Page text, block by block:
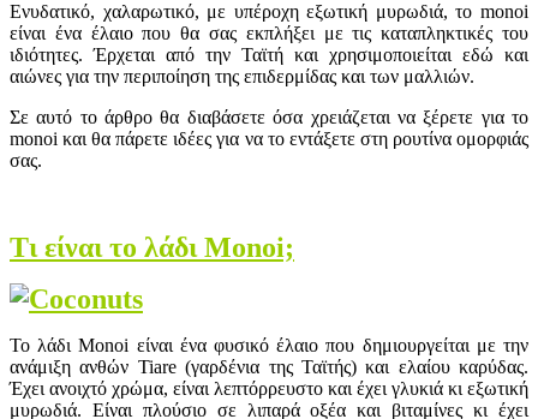
Ενυδατικό, χαλαρωτικό, με υπέροχη εξωτική μυρωδιά, το monoi
είναι ένα έλαιο που θα σας εκπλήξει με τις καταπληκτικές του
ιδιότητες. Έρχεται από την Ταϊτή και χρησιμοποιείται εδώ και
αιώνες για την περιποίηση της επιδερμίδας και των μαλλιών.
Σε αυτό το άρθρο θα διαβάσετε όσα χρειάζεται να ξέρετε για το
monoi και θα πάρετε ιδέες για να το εντάξετε στη ρουτίνα ομορφιάς
σας.
Τι είναι το λάδι Monoi;
Το λάδι Monoi είναι ένα φυσικό έλαιο που δημιουργείται με την
ανάμιξη ανθών Tiare (γαρδένια της Ταϊτής) και ελαίου καρύδας.
Έχει ανοιχτό χρώμα, είναι λεπτόρρευστο και έχει γλυκιά κι εξωτική
μυρωδιά. Είναι πλούσιο σε λιπαρά οξέα και βιταμίνες κι έχει